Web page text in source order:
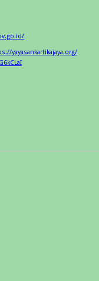
yayasankartikajaya.org/